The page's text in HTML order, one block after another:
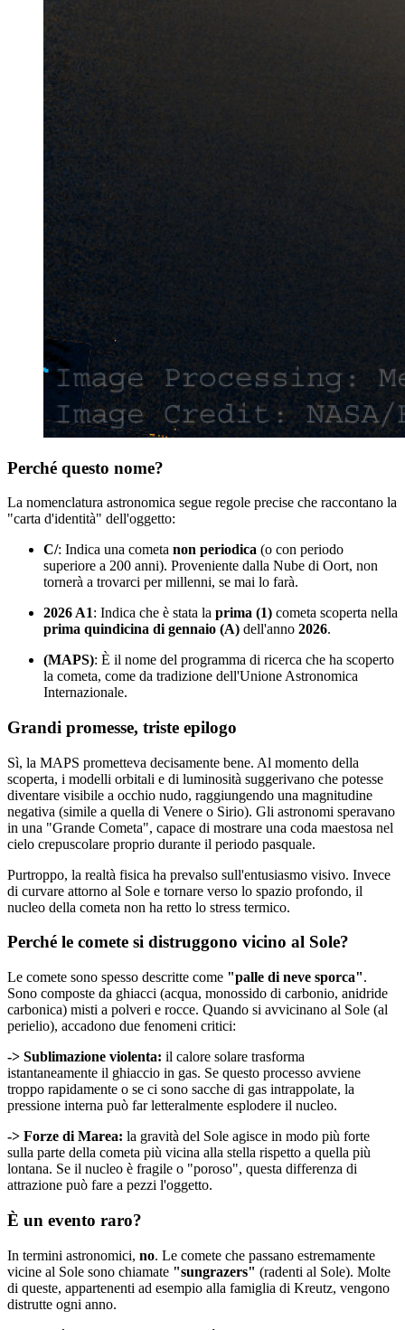
Perché questo nome?
La nomenclatura astronomica segue regole precise che raccontano la
"carta d'identità" dell'oggetto:
C/: Indica una cometa non periodica (o con periodo
superiore a 200 anni). Proveniente dalla Nube di Oort, non
tornerà a trovarci per millenni, se mai lo farà.
2026 A1: Indica che è stata la prima (1) cometa scoperta nella
prima quindicina di gennaio (A) dell'anno 2026.
(MAPS): È il nome del programma di ricerca che ha scoperto
la cometa, come da tradizione dell'Unione Astronomica
Internazionale.
Grandi promesse, triste epilogo
Sì, la MAPS prometteva decisamente bene. Al momento della
scoperta, i modelli orbitali e di luminosità suggerivano che potesse
diventare visibile a occhio nudo, raggiungendo una magnitudine
negativa (simile a quella di Venere o Sirio). Gli astronomi speravano
in una "Grande Cometa", capace di mostrare una coda maestosa nel
cielo crepuscolare proprio durante il periodo pasquale.
Purtroppo, la realtà fisica ha prevalso sull'entusiasmo visivo. Invece
di curvare attorno al Sole e tornare verso lo spazio profondo, il
nucleo della cometa non ha retto lo stress termico.
Perché le comete si distruggono vicino al Sole?
Le comete sono spesso descritte come "palle di neve sporca".
Sono composte da ghiacci (acqua, monossido di carbonio, anidride
carbonica) misti a polveri e rocce. Quando si avvicinano al Sole (al
perielio), accadono due fenomeni critici:
-> Sublimazione violenta: il calore solare trasforma
istantaneamente il ghiaccio in gas. Se questo processo avviene
troppo rapidamente o se ci sono sacche di gas intrappolate, la
pressione interna può far letteralmente esplodere il nucleo.
-> Forze di Marea: la gravità del Sole agisce in modo più forte
sulla parte della cometa più vicina alla stella rispetto a quella più
lontana. Se il nucleo è fragile o "poroso", questa differenza di
attrazione può fare a pezzi l'oggetto.
È un evento raro?
In termini astronomici, no. Le comete che passano estremamente
vicine al Sole sono chiamate "sungrazers" (radenti al Sole). Molte
di queste, appartenenti ad esempio alla famiglia di Kreutz, vengono
distrutte ogni anno.